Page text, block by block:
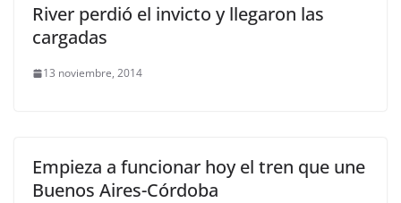
River perdió el invicto y llegaron las
cargadas
13 noviembre, 2014
Empieza a funcionar hoy el tren que une
Buenos Aires-Córdoba